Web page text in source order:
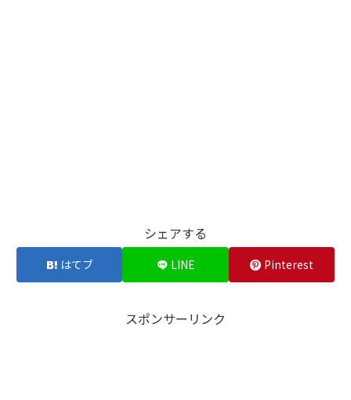
シェアする
はてブ LINE Pinterest
スポンサーリンク